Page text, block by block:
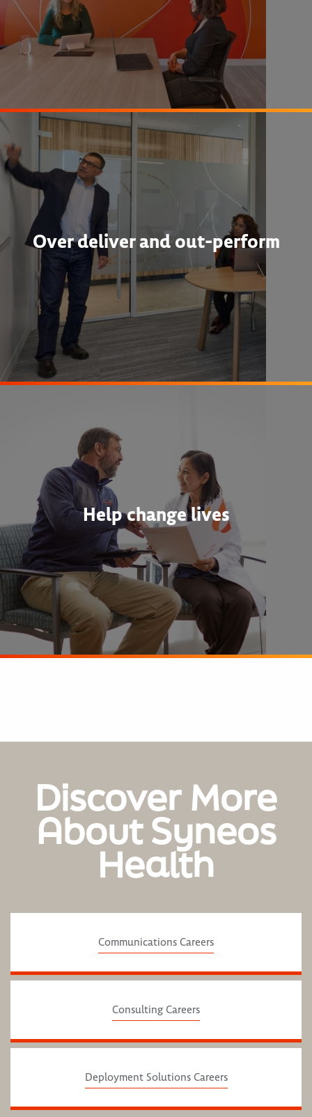
Over deliver and out-perform
Help change lives
Discover More
About Syneos
Health
Communications Careers
Consulting Careers
Deployment Solutions Careers